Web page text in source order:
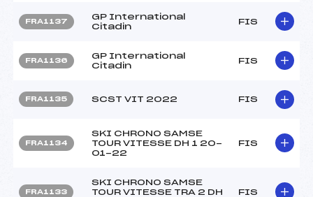
FRA1137
GP International
Citadin
FIS
FRA1136
GP International
Citadin
FIS
FRA1135 SCST VIT 2022 FIS
FRA1134
SKI CHRONO SAMSE
TOUR VITESSE DH 1 20-
01-22
FIS
FRA1133
SKI CHRONO SAMSE
TOUR VITESSE TRA 2 DH
FIS